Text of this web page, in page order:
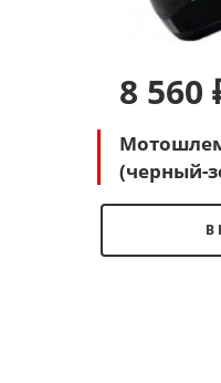
8 560
Мотошлем
(черный-
В